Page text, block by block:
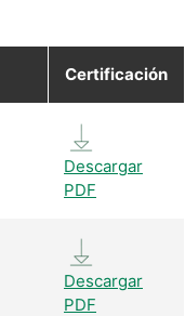
Certificación
Descargar
PDF
Descargar
PDF